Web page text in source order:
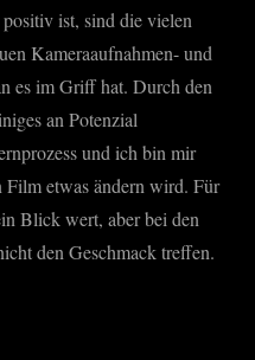
ist, sind die vielen
Kameraaufnahmen- und
es im Griff hat. Durch den
an Potenzial
und ich bin mir
Film etwas ändern wird. Für
Blick wert, aber bei den
den Geschmack treffen.